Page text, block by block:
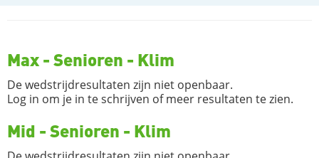
Max - Senioren - Klim
De wedstrijdresultaten zijn niet openbaar.
Log in om je in te schrijven of meer resultaten te zien.
Mid - Senioren - Klim